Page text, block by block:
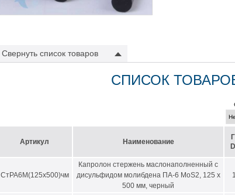
Свернуть список товаров
СПИСОК
Артикул Наименование
СтРА6М(125х500)чм
Капролон стержень маслонаполненный с
дисульфидом молибдена ПА-6 MoS2, 125 х
500 мм, черный